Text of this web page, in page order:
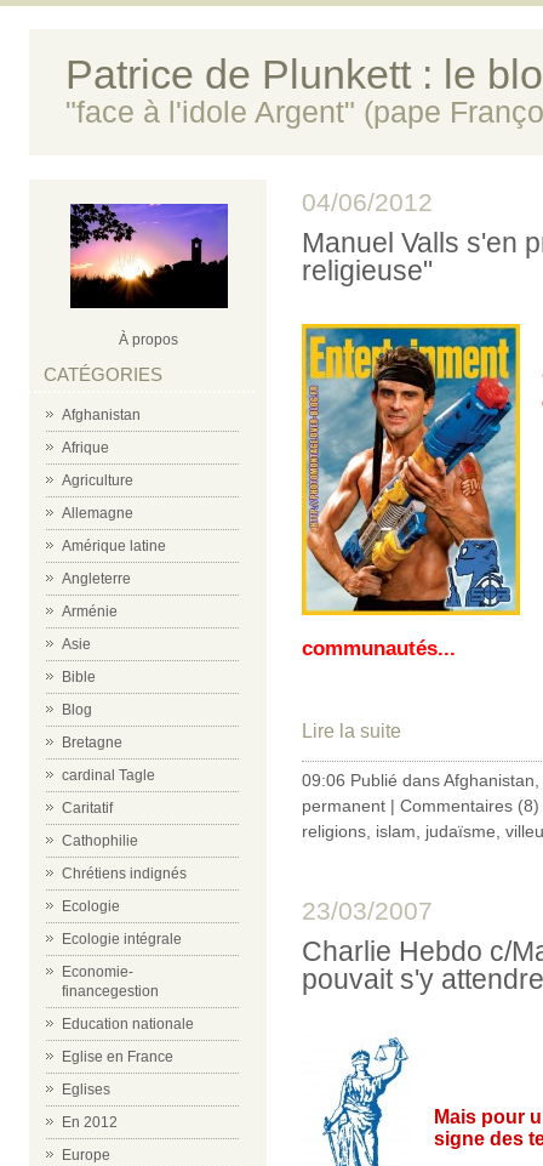
Patrice de Plunkett : le
"face à l'idole Argent" (pape
À propos
CATÉGORIES
Afghanistan
Afrique
Agriculture
Allemagne
Amérique latine
Angleterre
Arménie
Asie
Bible
Blog
Bretagne
cardinal Tagle
Caritatif
Cathophilie
Chrétiens indignés
Ecologie
Ecologie intégrale
Economie-
financegestion
Education nationale
Eglise en France
Eglises
En 2012
Europe
04/06/2012
Manuel Valls s'en
religieuse"
communautés...
Lire la suite
09:06 Publié dansAfghanistan
permanent | Commentaires (8)
religions islam judaïsme
23/03/2007
Charlie Hebdo c/
pouvait s'y
Mais pour
signe des